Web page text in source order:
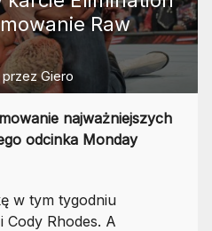
Raw
przezGiero
najważniejszych
odcinka Monday
w tym tygodniu
Rhodes. A